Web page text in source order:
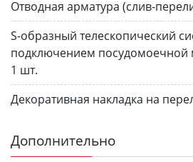
Отводная арматура (слив-
S-образный телескопический
подключением
1 шт.
Декоративная накладка на
Дополнительно